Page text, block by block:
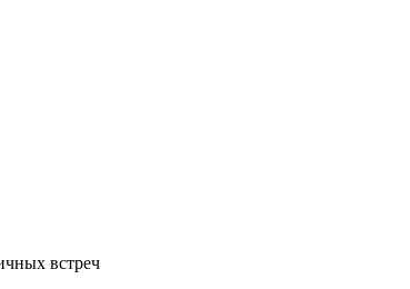
встреч